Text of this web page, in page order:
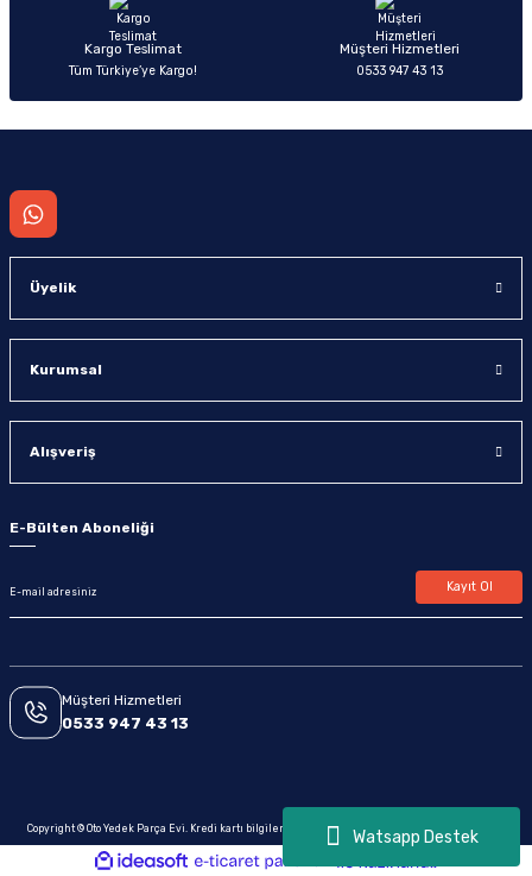
Watsapp Destek
Kargo Teslimat
Tüm Türkiye’ye Kargo!
Müşteri Hizmetleri
0533 947 43 13
Üyelik
Kurumsal
Alışveriş
E-Bülten Aboneliği
Kayıt Ol
Müşteri Hizmetleri
0533 947 43 13
Copyright © Oto Yedek Parça Evi. Kredi kartı bilgileriniz 256bit SSL sertifikası ile korunmaktadır.
ideasoft